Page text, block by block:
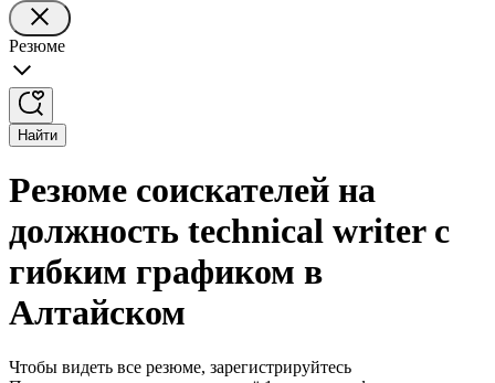
Резюме
Найти
Резюме соискателей на
должность technical writer с
гибким графиком в
Алтайском
Чтобы видеть все резюме, зарегистрируйтесь